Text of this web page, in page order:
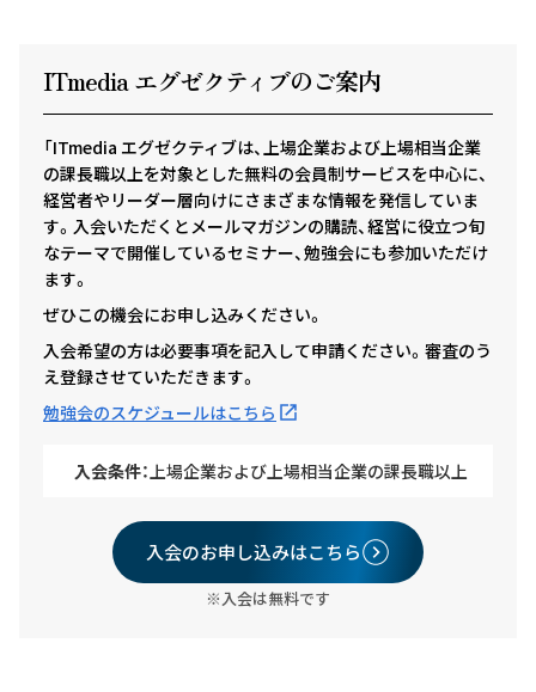
ITmedia エグゼクティ ブのご案内
「ITmedia エグゼクティブは、上場企業および上場相当企業
の課長職以上を対象とした無料の会員制サービスを中心に、
経営者やリーダー層向けにさまざまな情報を発信していま
す。入会いただくとメールマガジンの購読、経営に役立つ旬
なテーマで開催しているセミナー、勉強会にも参加いただけ
ます。
ぜひこの機会にお申し込みください。
入会希望の方は必要事項を記入して申請ください。審査のう
え登録させていただきます。
勉強会のスケジュールはこちら
入会条件： 上場企業および上場相当企業の課長職以上
入会のお申し込みはこちら
※入会は無料です